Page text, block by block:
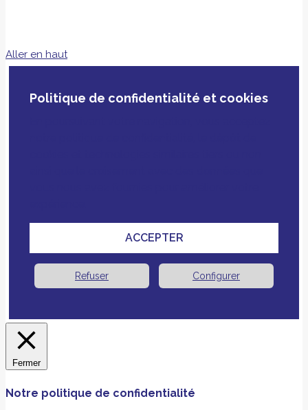
Aller en haut
Politique de confidentialité et cookies
ACCEPTER
Refuser Configurer
Fermer
Notre politique de confidentialité